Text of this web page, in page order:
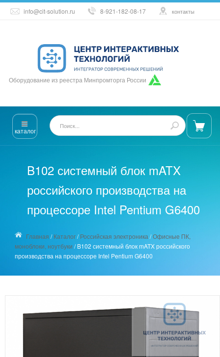
info@cit-solution.ru 8-921-182-08-17 контакты
Оборудование из реестра Минпромторга России
каталог
B102 системный блок mATX
российского производства на
процессоре Intel Pentium G6400
Главная /Каталог/Российская электроника /Офисные ПК,
моноблоки, ноутбуки /B102 системный блок mATX российского
производства на процессоре Intel Pentium G6400